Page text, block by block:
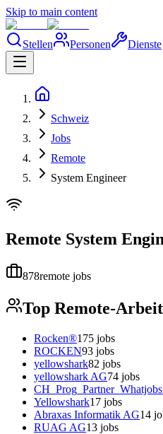
Skip to main content
Stellen Personen Dienste
Schweiz
Jobs
Remote
System Engineer
Remote System
878remote jobs
Top Remote-
Rocken®175 jobs
ROCKEN93 jobs
yellowshark82 jobs
yellowshark AG74 jobs
Yellowshark17 jobs
Abraxas Informatik AG14
RUAG AG13 jobs